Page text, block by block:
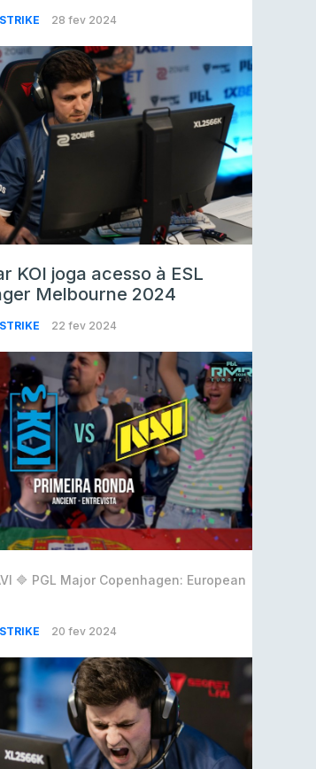
28 fev 2024
KOI joga acesso à ESL
Melbourne 2024
22 fev 2024
🔷 PGL Major Copenhagen: European
20 fev 2024